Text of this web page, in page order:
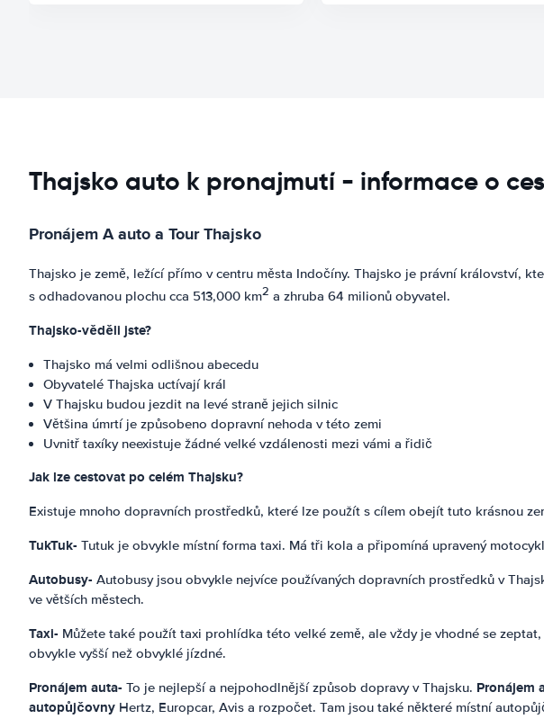
Thajsko auto k pronajmutí - informace o
Pronájem A auto a Tour Thajsko
Thajsko je země, ležící přímo v centru města Indočíny. Thajsko je právní království,
s odhadovanou plochu cca 513,000 km2 a zhruba 64 milionů obyvatel.
Thajsko-věděli jste?
Thajsko má velmi odlišnou abecedu
Obyvatelé Thajska uctívají král
V Thajsku budou jezdit na levé straně jejich silnic
Většina úmrtí je způsobeno dopravní nehoda v této zemi
Uvnitř taxíky neexistuje žádné velké vzdálenosti mezi vámi a řidič
Jak lze cestovat po celém Thajsku?
Existuje mnoho dopravních prostředků, které lze použít s cílem obejít tuto krásnou
TukTuk- Tutuk je obvykle místní forma taxi. Má tři kola a připomíná upravený
Autobusy- Autobusy jsou obvykle nejvíce používaných dopravních prostředků v
ve větších městech.
Taxi- Můžete také použít taxi prohlídka této velké země, ale vždy je vhodné se
obvykle vyšší než obvyklé jízdné.
Pronájem auta- To je nejlepší a nejpohodlnější způsob dopravy v Thajsku. Pronájem
autopůjčovny Hertz, Europcar, Avis a rozpočet. Tam jsou také některé místní